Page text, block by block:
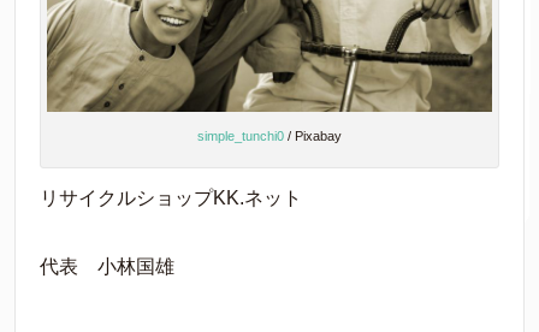
simple_tunchi0 / Pixabay
リサイクルショップKK.ネット
代表 小林国雄